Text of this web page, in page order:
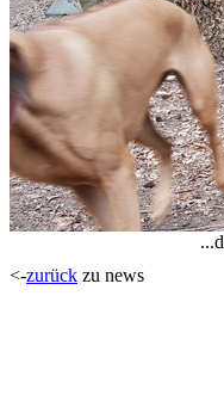
<-zurück zu news